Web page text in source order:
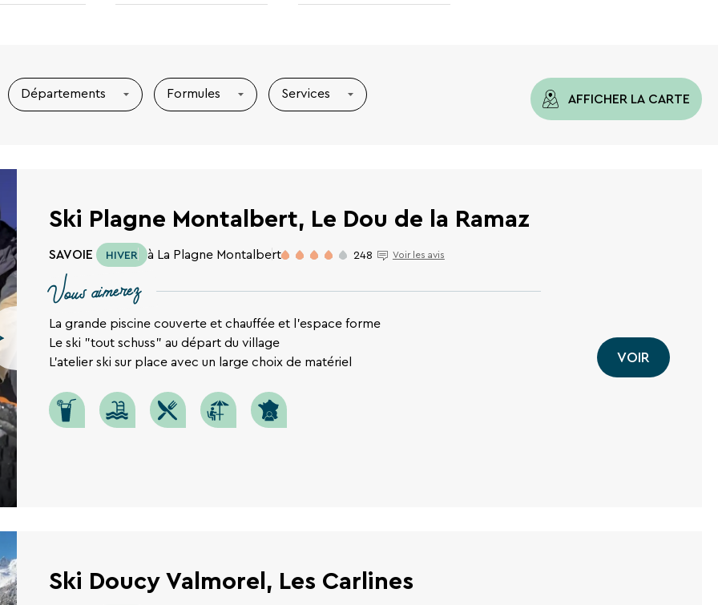
Départements Formules Services AFFICHER LA CARTE
Ski Plagne Montalbert, Le Dou de la Ramaz
SAVOIE HIVER à La Plagne Montalbert 248 Voir les avis
Vous aimerez
La grande piscine couverte et chauffée et l'espace forme
Le ski "tout schuss" au départ du village
L'atelier ski sur place avec un large choix de matériel
VOIR
Ski Doucy Valmorel, Les Carlines